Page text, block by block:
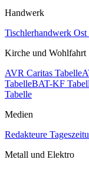
Handwerk
Tischlerhandwerk Ost
Kirche und Wohlfahrt
AVR Caritas Tabelle
TabelleBAT-KF
Tabelle
Medien
Redakteure
Metall und Elektro